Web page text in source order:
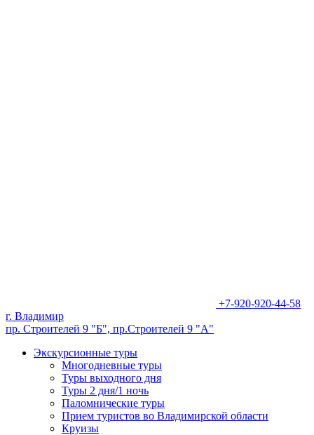
+7-920-920-44-58
г. Владимир
пр. Строителей 9 "Б", пр.Строителей 9 "А"
Экскурсионные туры
Многодневные туры
Туры выходного дня
Туры 2 дня/1 ночь
Паломнические туры
Прием туристов во Владимирской области
Круизы